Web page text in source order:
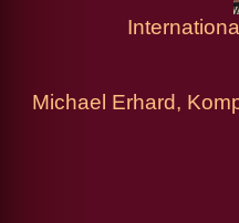
Michael Erhard,